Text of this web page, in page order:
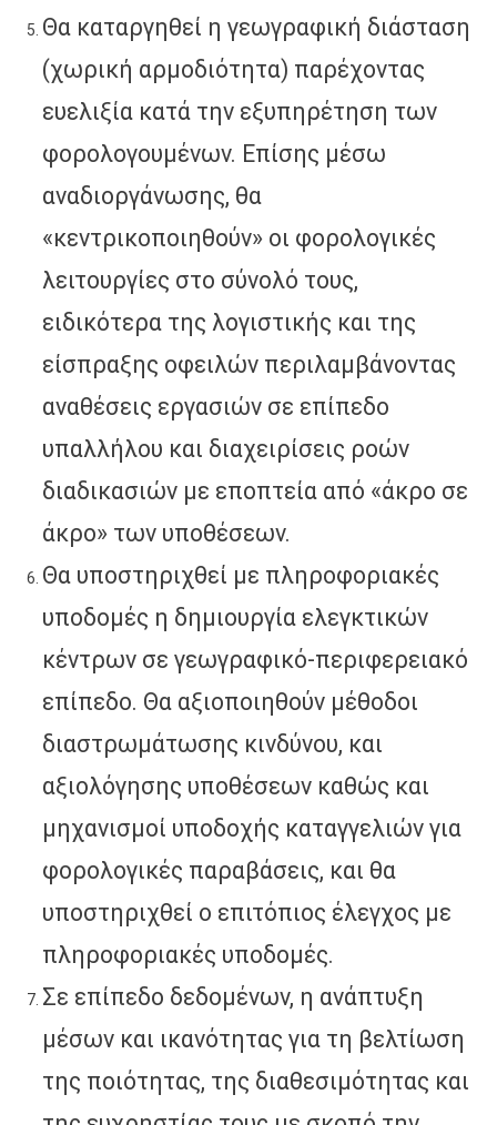
Θα καταργηθεί η γεωγραφική διάσταση
(χωρική αρμοδιότητα) παρέχοντας
ευελιξία κατά την εξυπηρέτηση των
φορολογουμένων. Επίσης μέσω
αναδιοργάνωσης, θα
«κεντρικοποιηθούν» οι φορολογικές
λειτουργίες στο σύνολό τους,
ειδικότερα της λογιστικής και της
είσπραξης οφειλών περιλαμβάνοντας
αναθέσεις εργασιών σε επίπεδο
υπαλλήλου και διαχειρίσεις ροών
διαδικασιών με εποπτεία από «άκρο σε
άκρο» των υποθέσεων.
Θα υποστηριχθεί με πληροφοριακές
υποδομές η δημιουργία ελεγκτικών
κέντρων σε γεωγραφικό-περιφερειακό
επίπεδο. Θα αξιοποιηθούν μέθοδοι
διαστρωμάτωσης κινδύνου, και
αξιολόγησης υποθέσεων καθώς και
μηχανισμοί υποδοχής καταγγελιών για
φορολογικές παραβάσεις, και θα
υποστηριχθεί ο επιτόπιος έλεγχος με
πληροφοριακές υποδομές.
Σε επίπεδο δεδομένων, η ανάπτυξη
μέσων και ικανότητας για τη βελτίωση
της ποιότητας, της διαθεσιμότητας και